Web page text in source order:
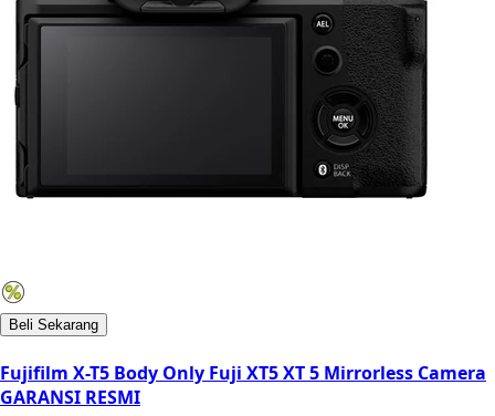
Beli Sekarang
Fujifilm X-T5 Body Only Fuji XT5 XT 5 Mirrorless Camera
GARANSI RESMI